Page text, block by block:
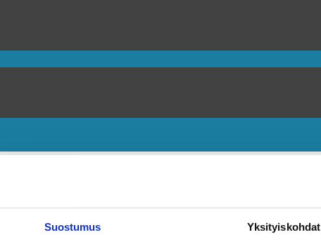
Suostumus Yksityiskohdat